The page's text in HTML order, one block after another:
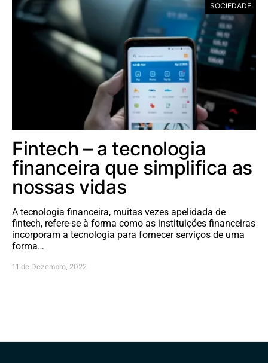
SOCIEDADE
Fintech – a tecnologia
financeira que simplifica as
nossas vidas
A tecnologia financeira, muitas vezes apelidada de
fintech, refere-se à forma como as instituições financeiras
incorporam a tecnologia para fornecer serviços de uma
forma…
11 de Dezembro, 2022